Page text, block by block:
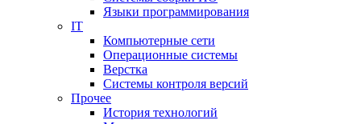
Языки программирования
IT
Компьютерные сети
Операционные системы
Верстка
Системы контроля версий
Прочее
История технологий